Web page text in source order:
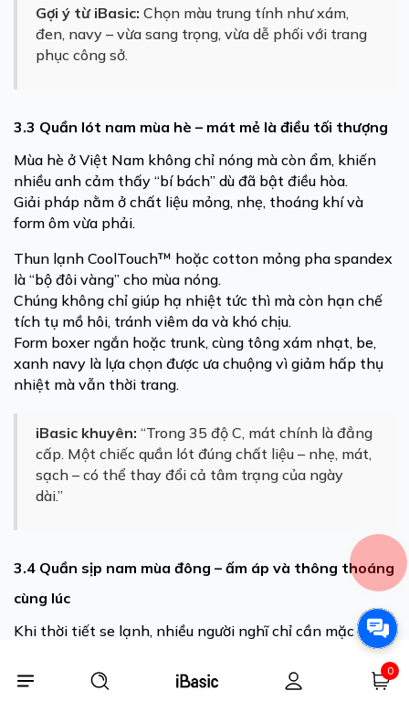
0
Gợi ý từ iBasic: Chọn màu trung tính như xám,
đen, navy – vừa sang trọng, vừa dễ phối với trang
phục công sở.
3.3 Quần lót nam mùa hè – mát mẻ là điều tối thượng
Mùa hè ở Việt Nam không chỉ nóng mà còn ẩm, khiến
nhiều anh cảm thấy “bí bách” dù đã bật điều hòa.
Giải pháp nằm ở chất liệu mỏng, nhẹ, thoáng khí và
form ôm vừa phải.
Thun lạnh CoolTouch™ hoặc cotton mỏng pha spandex
là “bộ đôi vàng” cho mùa nóng.
Chúng không chỉ giúp hạ nhiệt tức thì mà còn hạn chế
tích tụ mồ hôi, tránh viêm da và khó chịu.
Form boxer ngắn hoặc trunk, cùng tông xám nhạt, be,
xanh navy là lựa chọn được ưa chuộng vì giảm hấp thụ
nhiệt mà vẫn thời trang.
iBasic khuyên: “Trong 35 độ C, mát chính là đẳng
cấp. Một chiếc quần lót đúng chất liệu – nhẹ, mát,
sạch – có thể thay đổi cả tâm trạng của ngày
dài.”
3.4 Quần sịp nam mùa đông – ấm áp và thông thoáng
cùng lúc
Khi thời tiết se lạnh, nhiều người nghĩ chỉ cần mặc dày
Nhưng thực tế, mặc sai chất liệu có thể khiến vùng
nhạy cảm bị bí, dễ ẩm ướt và mất cân bằng.